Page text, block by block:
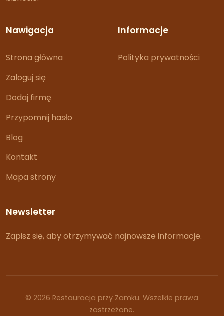
Nawigacja
Strona główna
Zaloguj się
Dodaj firmę
Przypomnij hasło
Blog
Kontakt
Mapa strony
Informacje
Polityka prywatności
Newsletter
Zapisz się, aby otrzymywać najnowsze informacje.
© 2026 Restauracja przy Zamku. Wszelkie prawa
zastrzeżone.